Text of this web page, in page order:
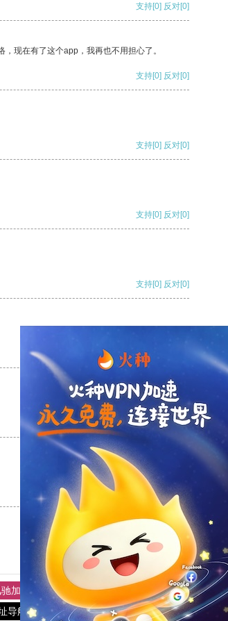
支持[0] 反对[0]
现在有了这个app，我再也不用担心了。
支持[0] 反对[0]
支持[0] 反对[0]
支持[0] 反对[0]
支持[0] 反对[0]
支持
支持[0] 反对[0]
支持[0] 反对[0]
加速器
旋风加速器
导航 软件中心 速鹰666 暴雪加速器